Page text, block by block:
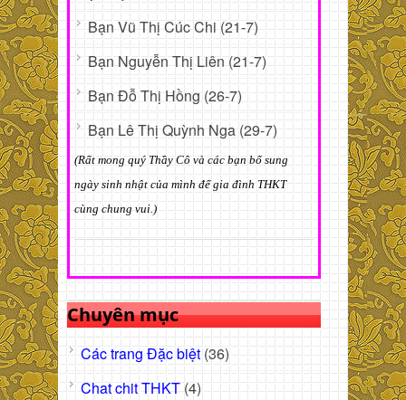
Bạn Vũ Thị Cúc Chi (21-7)
Bạn Nguyễn Thị Liên (21-7)
Bạn Đỗ Thị Hồng (26-7)
Bạn Lê Thị Quỳnh Nga (29-7)
(Rất mong quý Thầy Cô và các bạn bổ sung
ngày sinh nhật của mình để gia đình THKT
cùng chung vui.)
Chuyên mục
Các trang Đặc biệt (36)
Chat chit THKT (4)